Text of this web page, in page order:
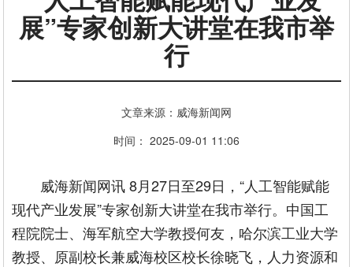
展”专家创新大讲堂在我市举
行
文章来源：威海新闻网
时间： 2025-09-01 11:06
威海新闻网讯 8月27日至29日，“人工智能赋能
现代产业发展”专家创新大讲堂在我市举行。中国工
程院院士、海军航空大学教授何友，哈尔滨工业大学
教授、原副校长兼威海校区校长徐晓飞，人力资源和